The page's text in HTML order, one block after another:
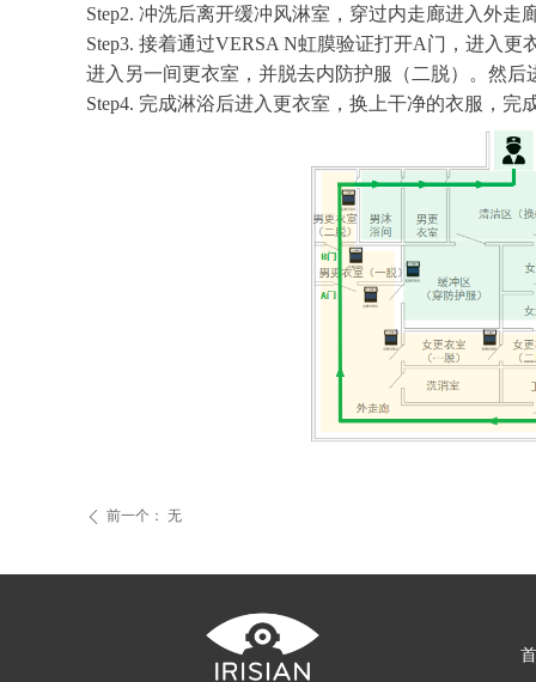
Step2. 冲洗后离开缓冲风淋室，穿过内走廊进入外走
Step3. 接着通过VERSA N虹膜验证打开A门，进入
进入另一间更衣室，并脱去内防护服（二脱）。然后
Step4. 完成淋浴后进入更衣室，换上干净的衣服，完
ꄴ 前一个： 无